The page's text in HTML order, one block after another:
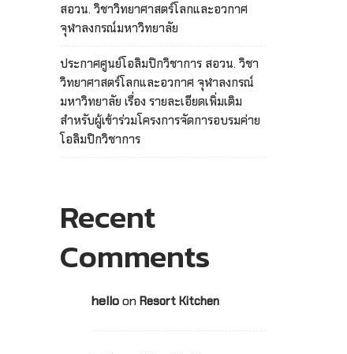
สอวน. วิชาวิทยาศาสตร์โลกและอวกาศ
จุฬาลงกรณ์มหาวิทยาลัย
ประกาศศูนย์โอลิมปิกวิชาการ สอวน. วิชา
วิทยาศาสตร์โลกและอวกาศ จุฬาลงกรณ์
มหาวิทยาลัย เรื่อง รายละเอียดเพิ่มเติม
สำหรับผู้เข้าร่วมโครงการจัดการอบรมค่าย
โอลิมปิกวิชาการ
Recent
Comments
helloon Resort Kitchen